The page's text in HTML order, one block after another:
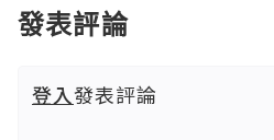
發表評論
登入發表評論